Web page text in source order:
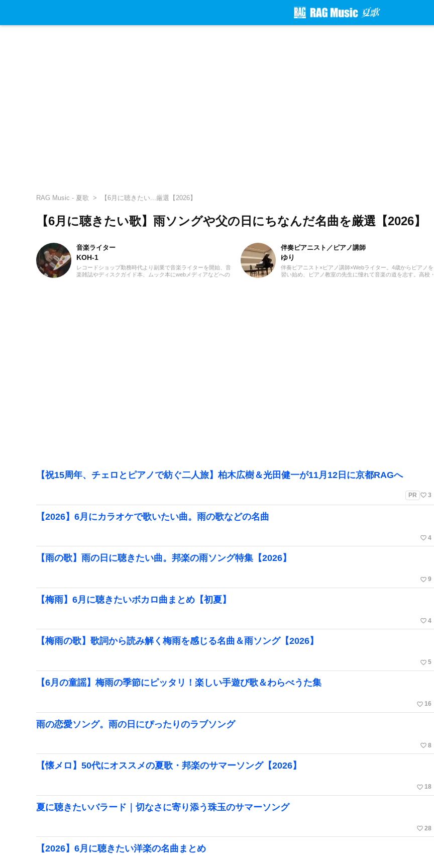
RAG Music - 夏歌 【6月に聴きたい...厳選【2026】
【6月に聴きたい歌】雨ソングや父の日にちなんだ名曲を厳選【2026】
音楽ライター
KOH-1
レコードショップ勤務時代より副業で音楽ライターを開始、音
楽雑誌やディスクガイド本、ムック本にwebメディアなどへの
伴奏ピアニスト／ピアノ講師
ゆり
伴奏ピアニスト×ピアノ講師×Webライター。4歳からピアノを
習い始め、ピアノ教室の先生に憧れて音楽の道を志す。高校・
【祝15周年、チェロとピアノで紡ぐ二人旅】柏木広樹＆光田健一が11月12日に京都RAGへ
PR favorite_border 3
【2026】6月にカラオケで歌いたい曲。雨の歌などの名曲
favorite_border 4
【雨の歌】雨の日に聴きたい曲。邦楽の雨ソング特集【2026】
favorite_border 9
【梅雨】6月に聴きたいボカロ曲まとめ【初夏】
favorite_border 4
【梅雨の歌】歌詞から読み解く梅雨を感じる名曲＆雨ソング【2026】
favorite_border 5
【6月の童謡】梅雨の季節にピッタリ！楽しい手遊び歌＆わらべうた集
favorite_border 16
雨の恋愛ソング。雨の日にぴったりのラブソング
favorite_border 8
【懐メロ】50代にオススメの夏歌・邦楽のサマーソング【2026】
favorite_border 18
夏に聴きたいバラード｜切なさに寄り添う珠玉のサマーソング
favorite_border 28
【2026】6月に聴きたい洋楽の名曲まとめ